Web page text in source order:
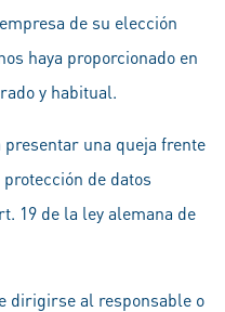
de su elección
haya proporcionado en
y habitual.
una queja frente
de datos
19 de la ley alemana de
dirigirse al responsable o